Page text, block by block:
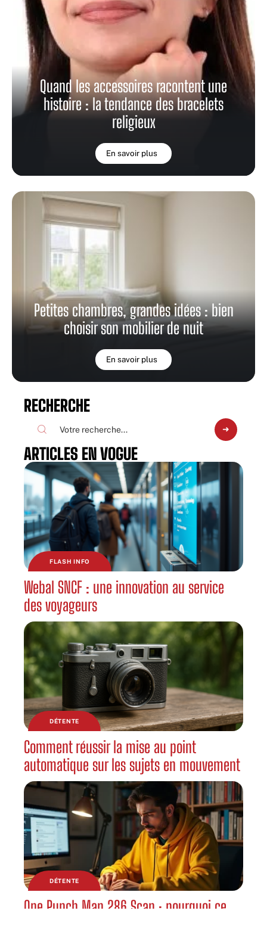
Quand les accessoires racontent une
histoire : la tendance des bracelets
religieux
En savoir plus
Petites chambres, grandes idées : bien
choisir son mobilier de nuit
En savoir plus
RECHERCHE
ARTICLES EN VOGUE
FLASH INFO
Webal SNCF : une innovation au service
des voyageurs
DÉTENTE
Comment réussir la mise au point
automatique sur les sujets en mouvement
DÉTENTE
One Punch Man 286 Scan : pourquoi ce